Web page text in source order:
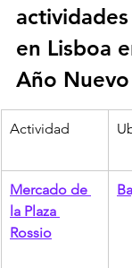
en Lisboa
Año
Actividad
Mercado de
la Plaza
Rossio